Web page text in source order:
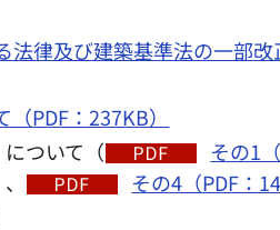
律及び建築基準法の一部
PDF：237KB）
ついて（
その1
、 その4（PDF：